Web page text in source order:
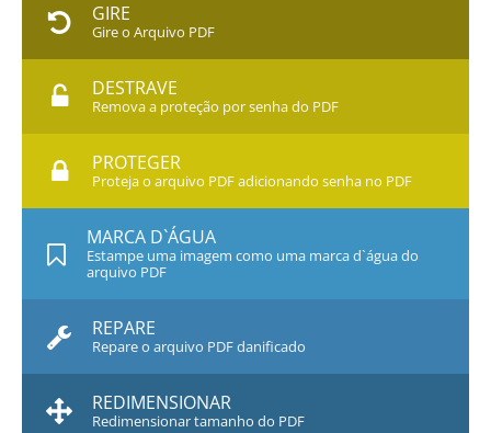
GIRE
Gire o Arquivo PDF
DESTRAVE
Remova a proteção por senha do PDF
PROTEGER
Proteja o arquivo PDF adicionando senha no PDF
MARCA D`ÁGUA
Estampe uma imagem como uma marca d`água do
arquivo PDF
REPARE
Repare o arquivo PDF danificado
REDIMENSIONAR
Redimensionar tamanho do PDF